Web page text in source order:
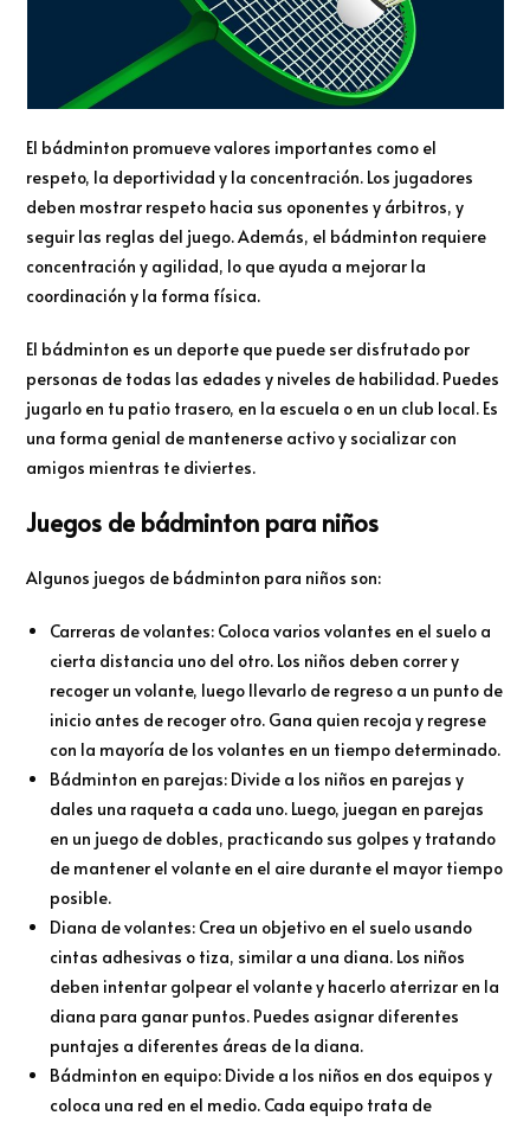
El bádminton promueve valores importantes como el
respeto, la deportividad y la concentración. Los jugadores
deben mostrar respeto hacia sus oponentes y árbitros, y
seguir las reglas del juego. Además, el bádminton requiere
concentración y agilidad, lo que ayuda a mejorar la
coordinación y la forma física.
El bádminton es un deporte que puede ser disfrutado por
personas de todas las edades y niveles de habilidad. Puedes
jugarlo en tu patio trasero, en la escuela o en un club local. Es
una forma genial de mantenerse activo y socializar con
amigos mientras te diviertes.
Juegos de bádminton para niños
Algunos juegos de bádminton para niños son:
Carreras de volantes: Coloca varios volantes en el suelo a
cierta distancia uno del otro. Los niños deben correr y
recoger un volante, luego llevarlo de regreso a un punto de
inicio antes de recoger otro. Gana quien recoja y regrese
con la mayoría de los volantes en un tiempo determinado.
Bádminton en parejas: Divide a los niños en parejas y
dales una raqueta a cada uno. Luego, juegan en parejas
en un juego de dobles, practicando sus golpes y tratando
de mantener el volante en el aire durante el mayor tiempo
posible.
Diana de volantes: Crea un objetivo en el suelo usando
cintas adhesivas o tiza, similar a una diana. Los niños
deben intentar golpear el volante y hacerlo aterrizar en la
diana para ganar puntos. Puedes asignar diferentes
puntajes a diferentes áreas de la diana.
Bádminton en equipo: Divide a los niños en dos equipos y
coloca una red en el medio. Cada equipo trata de